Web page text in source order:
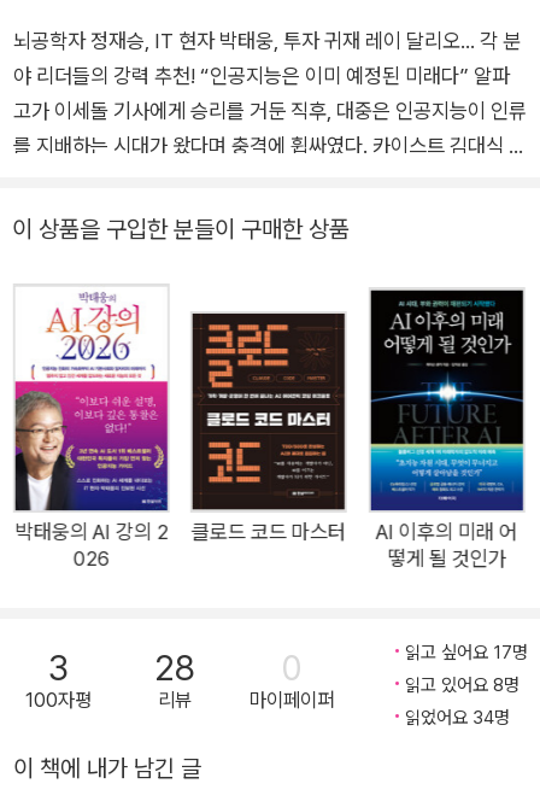
뇌공학자 정재승, IT 현자 박태웅, 투자 귀재 레이 달리오… 각 분
야 리더들의 강력 추천! “인공지능은 이미 예정된 미래다” 알파
고가 이세돌 기사에게 승리를 거둔 직후, 대중은 인공지능이 인류
를 지배하는 시대가 왔다며 충격에 휩싸였다. 카이스트 김대식 교
봤다”며 지금 직업의 절반이 사라질 20년 후를 대비해야 한다고
명의 프로 기사가 훈수를 두는 상대와 싸워서 졌을 뿐”이라며 지
나친 AI포비아를 경계하기도 했다. 그리고 지금, 인공지능은 우리
의 오늘과 미래를 과연 얼마나 바꿔놓았을까? 인공지능이 계속
발전하고 지금보다 더 많은 곳에 적용되면 어떤 미래가 펼쳐질
까? 신선한 접근 방식과 대담한 분석으로 출간 전부터 전 세계 리
더들과 독자들이 주목한 《AI 2041》의 두 저자는 이 책을 통해 미
래에 대한 우리의 호기심과 두려움을 모두 해결하며 인공지능에
대한 비전을 정밀하게 보여준다. ★★★★★ 아마존 NO.1 논픽
션 ★★★★★ 미국, 독일, 영국, 일본 베스트셀러 ★★★★★
꾸고 있는가? 인공지능은 이미 티핑포인트에 도달했다. 생물학
계의 해묵은 수수께끼였던 ‘단백질 접힘 구조’를 최대 90%까지
력을 뛰어넘은 인공지능은 특히 외모와 말소리에서 소름 끼칠 만
이 상품을 구입한 분들이 구매한 상품
박태웅의 AI 강의 2
026
클로드 코드 마스터
AI 이후의 미래 어
떻게 될 것인가
3
100자평
28
리뷰
0
마이페이퍼
읽고 싶어요 17명
읽고 있어요 8명
읽었어요 34명
이 책에 내가 남긴 글